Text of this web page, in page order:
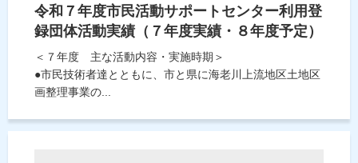
令和７年度市民活動サポートセンター利用登
録団体活動実績（７年度実績・８年度予定）
＜７年度 主な活動内容・実施時期＞
●市民技術者達とともに、市と県に海老川上流地区土地区
画整理事業の...